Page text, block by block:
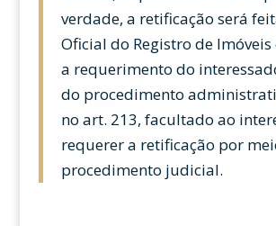
verdade, a retificação será
Oficial do Registro de
a requerimento do
do procedimento
no art. 213, facultado ao
requerer a retificação por
procedimento judicial.